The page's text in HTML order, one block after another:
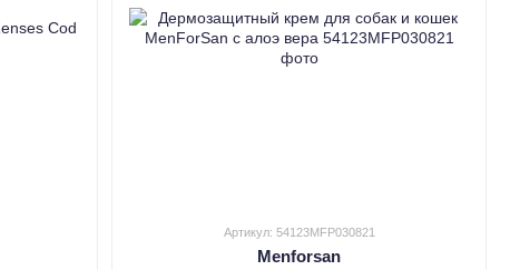
Артикул: 54123MFP030821
Menforsan